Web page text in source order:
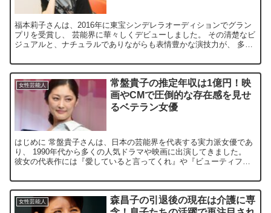
福本莉子さんは、2016年に東宝シンデレラオーディションでグラン
プリを受賞し、 芸能界に華々しくデビューしました。 その清楚なビ
ジュアルと、ナチュラルでありながらも表情豊かな演技力が、 多く
女性芸能人
常盤貴子の推定年収は1億円！映
画やCMで圧倒的な存在感を見せ
るベテラン女優
はじめに 常盤貴子さんは、日本の芸能界を代表する実力派女優であ
り、 1990年代から多くの人気ドラマや映画に出演してきました。
彼女の代表作には『愛していると言ってくれ』や『ビューティフル
女性芸能人
森昌子の引退後の現在は介護に専